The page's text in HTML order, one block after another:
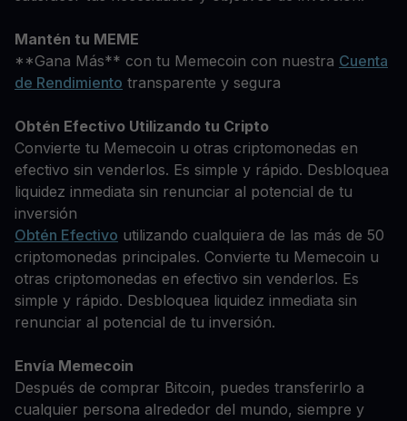
Mantén tu MEME
**Gana Más** con tu Memecoin con nuestra Cuenta
de Rendimiento transparente y segura
Obtén Efectivo Utilizando tu Cripto
Convierte tu Memecoin u otras criptomonedas en
efectivo sin venderlos. Es simple y rápido. Desbloquea
liquidez inmediata sin renunciar al potencial de tu
inversión
Obtén Efectivo utilizando cualquiera de las más de 50
criptomonedas principales. Convierte tu Memecoin u
otras criptomonedas en efectivo sin venderlos. Es
simple y rápido. Desbloquea liquidez inmediata sin
renunciar al potencial de tu inversión.
Envía Memecoin
Después de comprar Bitcoin, puedes transferirlo a
cualquier persona alrededor del mundo, siempre y